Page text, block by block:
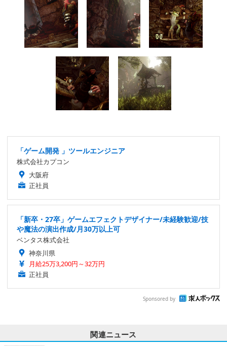
「ゲーム開発 」ツールエンジニア
株式会社カプコン
大阪府
正社員
「新卒・27卒」ゲームエフェクトデザイナー/未経験歓迎/技
や魔法の演出作成/月30万以上可
ベンタス株式会社
神奈川県
月給25万3,200円～32万円
正社員
Sponsored by
関連ニュース